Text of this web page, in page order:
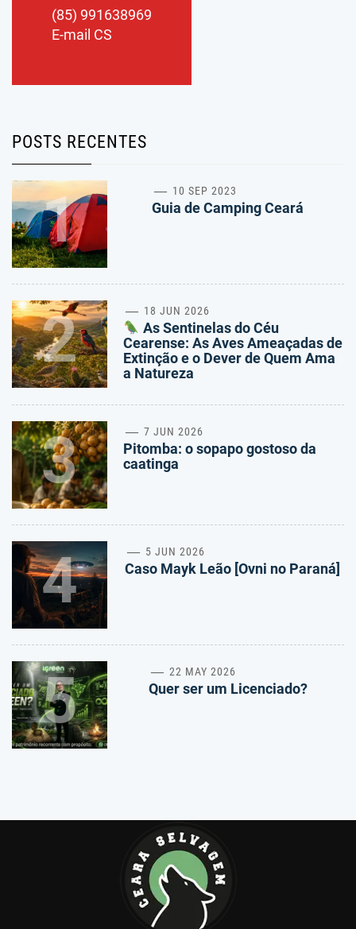
(85) 991638969
E-mail CS
POSTS RECENTES
1 10 SEP 2023
Guia de Camping Ceará
2 18 JUN 2026
As Sentinelas do Céu
Cearense: As Aves Ameaçadas de
Extinção e o Dever de Quem Ama
a Natureza
3 7 JUN 2026
Pitomba: o sopapo gostoso da
caatinga
4 5 JUN 2026
Caso Mayk Leão [Ovni no Paraná]
5 22 MAY 2026
Quer ser um Licenciado?